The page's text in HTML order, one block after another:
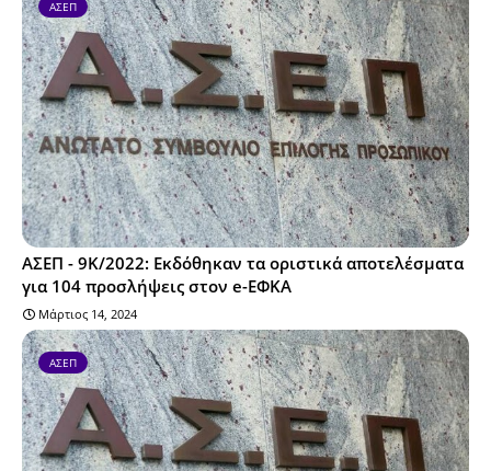
ΑΣΕΠ
ΑΣΕΠ - 9Κ/2022: Εκδόθηκαν τα οριστικά αποτελέσματα
για 104 προσλήψεις στον e-ΕΦΚΑ
Μάρτιος 14, 2024
ΑΣΕΠ